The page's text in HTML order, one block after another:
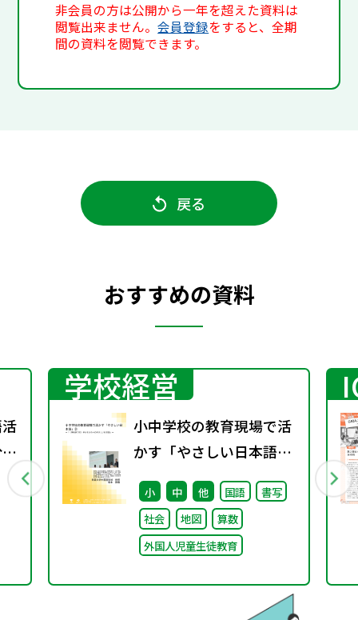
非会員の方は公開から一年を超えた資料は
閲覧出来ません。会員登録をすると、全期
間の資料を閲覧できます。
戻る
おすすめの資料
学校経営
小中学校の教育現場で活
かす「やさしい日本語」
② ～「（学校内での）子
どもたちへのやさしい日
本語」～
小 中 他 国語
書写
社会
地図
算数
外国人児童生徒教育